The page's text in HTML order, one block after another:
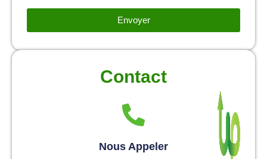
Envoyer
Contact
Nous Appeler